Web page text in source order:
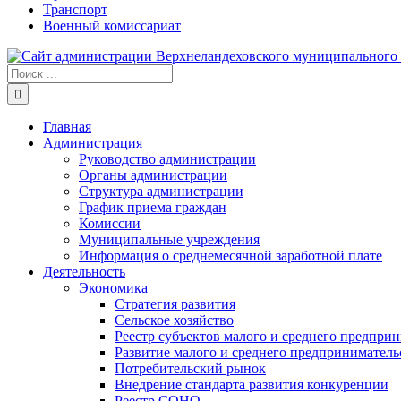
Транспорт
Военный комиссариат
Результат
поиска:
Главная
Администрация
Руководство администрации
Органы администрации
Структура администрации
График приема граждан
Комиссии
Муниципальные учреждения
Информация о среднемесячной заработной плате
Деятельность
Экономика
Стратегия развития
Сельское хозяйство
Реестр субъектов малого и среднего
Развитие малого и среднего
Потребительский рынок
Внедрение стандарта развития конкуренции